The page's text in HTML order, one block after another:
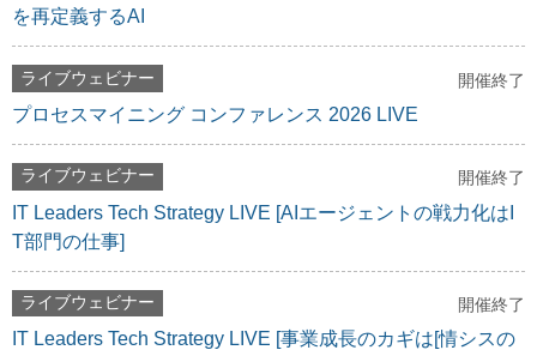
を再定義するAI
ライブウェビナー 開催終了
プロセスマイニング コンファレンス 2026 LIVE
ライブウェビナー 開催終了
IT Leaders Tech Strategy LIVE [AIエージェントの戦力化はI
T部門の仕事]
ライブウェビナー 開催終了
IT Leaders Tech Strategy LIVE [事業成長のカギは[情シスの